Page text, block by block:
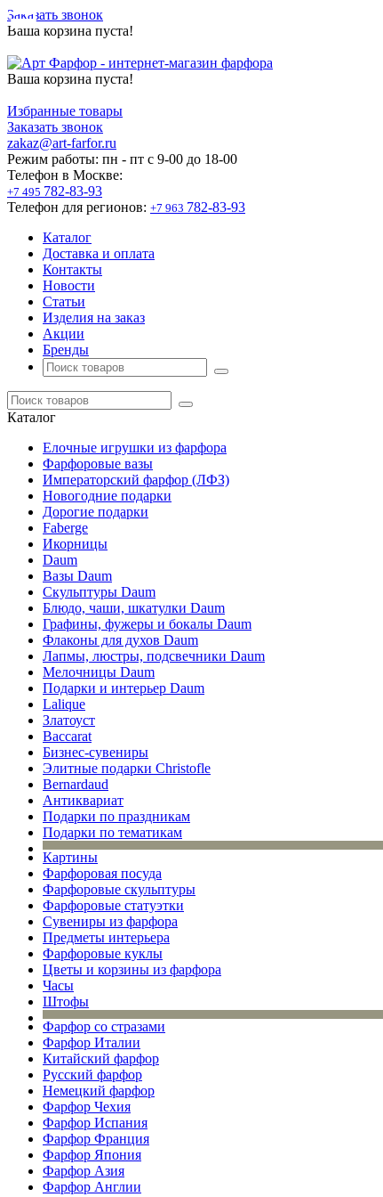
Заказать звонок
Ваша корзина пуста!
Ваша корзина пуста!
Избранные товары
Заказать звонок
zakaz@art-farfor.ru
Режим работы: пн - пт c 9-00 до 18-00
Телефон в Москве:
+7 495 782-83-93
Телефон для регионов: +7 963 782-83-93
Каталог
Доставка и оплата
Контакты
Новости
Статьи
Изделия на заказ
Акции
Бренды
Каталог
Елочные игрушки из фарфора
Фарфоровые вазы
Императорский фарфор (ЛФЗ)
Новогодние подарки
Дорогие подарки
Faberge
Икорницы
Daum
Вазы Daum
Скульптуры Daum
Блюдо, чаши, шкатулки Daum
Графины, фужеры и бокалы Daum
Флаконы для духов Daum
Лапмы, люстры, подсвечники Daum
Мелочницы Daum
Подарки и интерьер Daum
Lalique
Златоуст
Baccarat
Бизнес-сувениры
Элитные подарки Christofle
Bernardaud
Антиквариат
Подарки по праздникам
Подарки по тематикам
Картины
Фарфоровая посуда
Фарфоровые скульптуры
Фарфоровые статуэтки
Сувениры из фарфора
Предметы интерьера
Фарфоровые куклы
Цветы и корзины из фарфора
Часы
Штофы
Фарфор со стразами
Фарфор Италии
Китайский фарфор
Русский фарфор
Немецкий фарфор
Фарфор Чехия
Фарфор Испания
Фарфор Франция
Фарфор Япония
Фарфор Азия
Фарфор Англии